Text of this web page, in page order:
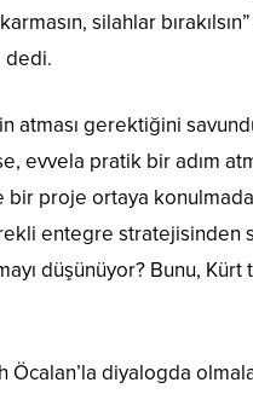
silahlar
dedi.
atması gerektiğini
evvela pratik bir adım
proje ortaya
entegre stratejisinden
düşünüyor? Bunu,
Öcalan’la diyalogda